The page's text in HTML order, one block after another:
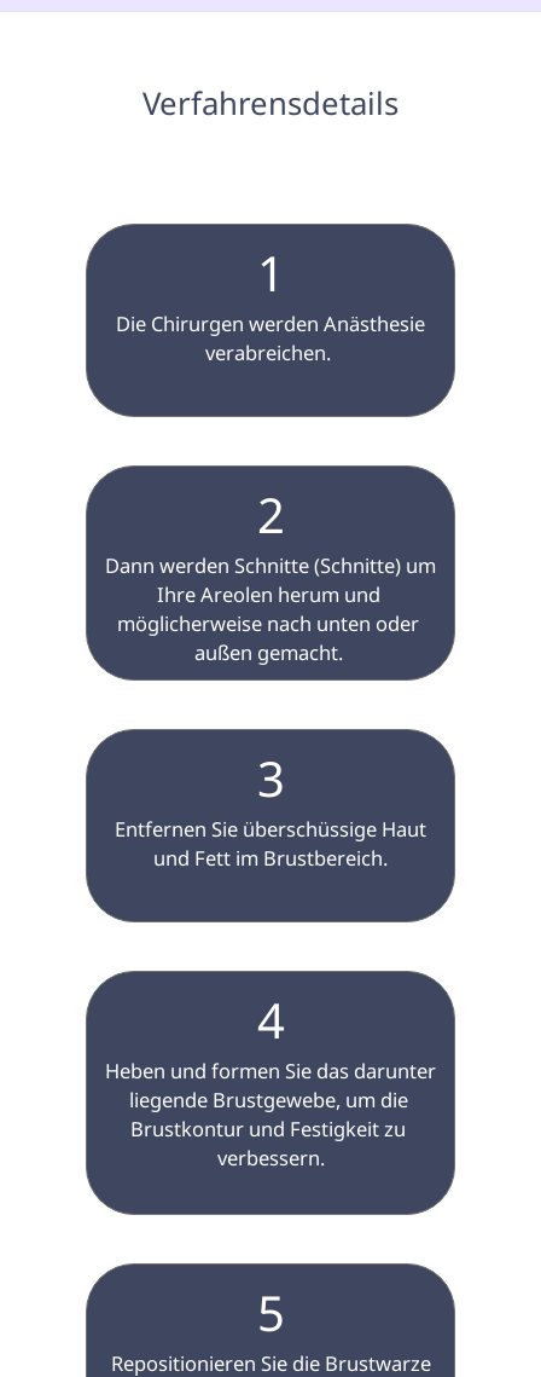
Verfahrensdetails
1
verabreichen.
2
Ihre Areolen herum und
möglicherweise nach unten oder
außen gemacht.
3
und Fett im Brustbereich.
4
liegende Brustgewebe, um die
Brustkontur und Festigkeit zu
verbessern.
5